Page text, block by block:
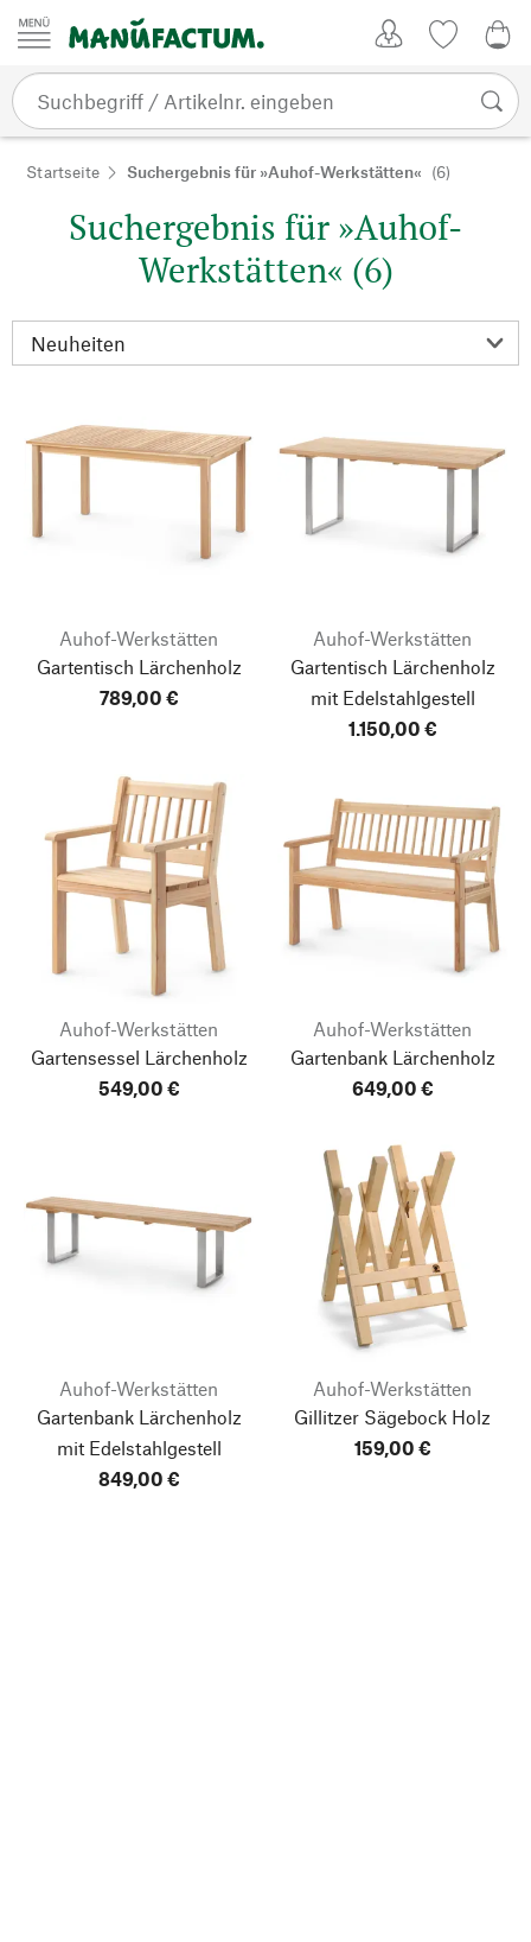
Zum Inhalt springen
Startseite Suchergebnis für »Auhof-Werkstätten« (6)
Suchergebnis für »Auhof-
Werkstätten« (6)
Auhof-Werkstätten
Gartentisch Lärchenholz
789,00 €
Auhof-Werkstätten
Gartentisch Lärchenholz
mit Edelstahlgestell
1.150,00 €
Auhof-Werkstätten
Gartensessel Lärchenholz
549,00 €
Auhof-Werkstätten
Gartenbank Lärchenholz
649,00 €
Auhof-Werkstätten
Gartenbank Lärchenholz
mit Edelstahlgestell
849,00 €
Auhof-Werkstätten
Gillitzer Sägebock Holz
159,00 €